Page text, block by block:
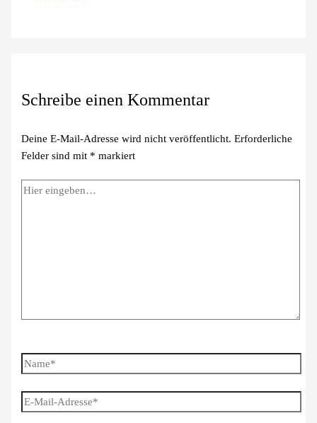
Schreibe einen Kommentar
Deine E-Mail-Adresse wird nicht veröffentlicht. Erforderliche
Felder sind mit * markiert
Hier
Name*
E-
Mail-